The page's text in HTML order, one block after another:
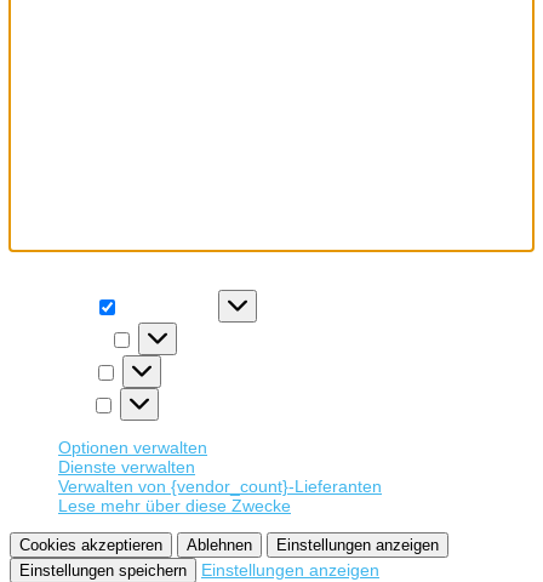
Präferenzen
Statistiken
Marketing
Optionen verwalten
Dienste verwalten
Verwalten von {vendor_count}-Lieferanten
Lese mehr über diese Zwecke
Cookies akzeptieren Ablehnen
Einstellungen anzeigen
Einstellungen speichern
Einstellungen anzeigen